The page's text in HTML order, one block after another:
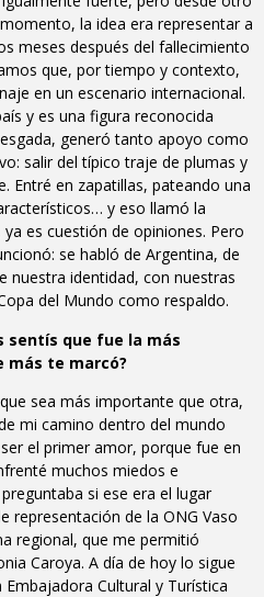
la idea era representar a
meses después del fallecimiento
que, por tiempo y contexto,
en un escenario internacional.
y es una figura reconocida
generó tanto apoyo como
salir del típico traje de plumas y
Entré en zapatillas, pateando una
y eso llamó la
es cuestión de opiniones. Pero
se habló de Argentina, de
nuestra identidad, con nuestras
del Mundo como respaldo.
sentís que fue la más
más te marcó?
sea más importante que otra,
mi camino dentro del mundo
el primer amor, porque fue en
muchos miedos e
si ese era el lugar
representación de la ONG Vaso
regional, que me permitió
Caroya. A día de hoy lo sigue
Cultural y Turística